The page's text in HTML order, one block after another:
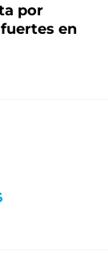
por
en